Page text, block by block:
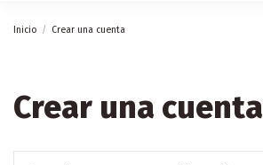
Inicio Crear una cuenta
Crear una cuenta